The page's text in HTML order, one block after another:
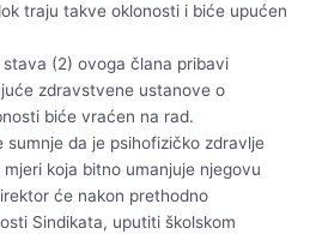
traju takve oklonosti i biće upućen
stava (2) ovoga člana pribavi
zdravstvene ustanove o
biće vraćen na rad.
sumnje da je psihofizičko zdravlje
koja bitno umanjuje njegovu
će nakon prethodno
Sindikata, uputiti školskom